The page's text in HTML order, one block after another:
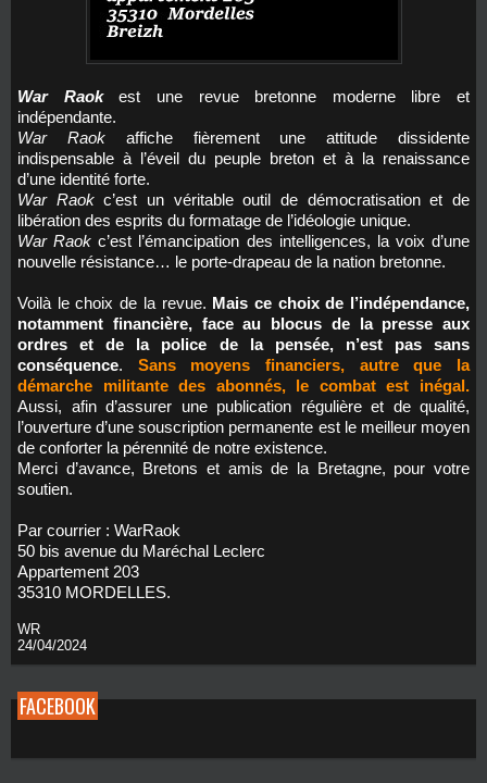
War Raokest une revue bretonne moderne libre et
indépendante.
War Raok affiche fièrement une attitude dissidente
indispensable à l’éveil du peuple breton et à la renaissance
d’une identité forte.
War Raokc’est un véritable outil de démocratisation et de
libération des esprits du formatage de l’idéologie unique.
War Raok c’est l’émancipation des intelligences, la voix d’une
nouvelle résistance… le porte-drapeau de la nation bretonne.
Voilà le choix de la revue. Mais ce choix de l’indépendance,
notamment financière, face au blocus de la presse aux
ordres et de la police de la pensée, n’est pas sans
conséquence. Sans moyens financiers, autre que la
démarche militante des abonnés, le combat est inégal.
Aussi, afin d’assurer une publication régulière et de qualité,
l’ouverture d’une souscription permanente est le meilleur moyen
de conforter la pérennité de notre existence.
Merci d’avance, Bretons et amis de la Bretagne, pour votre
soutien.
Par courrier : WarRaok
50 bis avenue du Maréchal Leclerc
Appartement 203
35310 MORDELLES.
WR
24/04/2024
FACEBOOK